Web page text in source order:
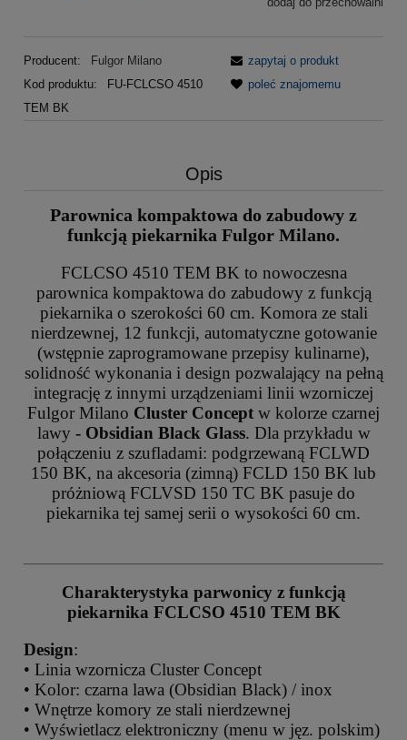
Producent:
Fulgor Milano
Kod produktu:
FU-FCLCSO 4510
TEM BK
zapytaj o produkt
poleć znajomemu
Opis
Parownica kompaktowa do zabudowy z
funkcją piekarnika Fulgor Milano.
FCLCSO 4510 TEM BK to nowoczesna
parownica kompaktowa do zabudowy z funkcją
piekarnika o szerokości 60 cm. Komora ze stali
nierdzewnej, 12 funkcji, automatyczne gotowanie
(wstępnie zaprogramowane przepisy kulinarne),
solidność wykonania i design pozwalający na pełną
integrację z innymi urządzeniami linii wzorniczej
Fulgor Milano Cluster Concept w kolorze czarnej
lawy - Obsidian Black Glass. Dla przykładu w
połączeniu z szufladami: podgrzewaną FCLWD
150 BK, na akcesoria (zimną) FCLD 150 BK lub
próżniową FCLVSD 150 TC BK pasuje do
piekarnika tej samej serii o wysokości 60 cm.
Charakterystyka parwonicy z funkcją
piekarnika FCLCSO 4510 TEM BK
Design:
• Linia wzornicza Cluster Concept
• Kolor: czarna lawa (Obsidian Black) / inox
• Wnętrze komory ze stali nierdzewnej
• Wyświetlacz elektroniczny (menu w jęz. polskim)